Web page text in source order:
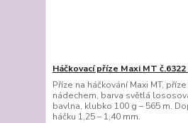
Háčkovací příze Maxi MT
Příze na háčkování Maxi MT,
nádechem, barva světlá
bavlna, klubko 100 g – 565 m.
háčku 1,25 – 1,40 mm.